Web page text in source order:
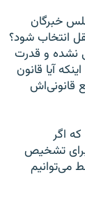
خبرگان
انتخاب شود؟
نشده و قدرت
آیا قانون
اگر
تشخیص
می‌توانیم